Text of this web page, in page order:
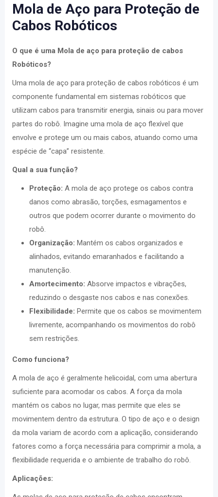
Mola de Aço para Proteção de
Cabos Robóticos
O que é uma Mola de aço para proteção de cabos
Robóticos?
Uma mola de aço para proteção de cabos robóticos é um
componente fundamental em sistemas robóticos que
utilizam cabos para transmitir energia, sinais ou para mover
partes do robô. Imagine uma mola de aço flexível que
envolve e protege um ou mais cabos, atuando como uma
espécie de “capa” resistente.
Qual a sua função?
Proteção: A mola de aço protege os cabos contra
danos como abrasão, torções, esmagamentos e
outros que podem ocorrer durante o movimento do
robô.
Organização: Mantém os cabos organizados e
alinhados, evitando emaranhados e facilitando a
manutenção.
Amortecimento: Absorve impactos e vibrações,
reduzindo o desgaste nos cabos e nas conexões.
Flexibilidade: Permite que os cabos se movimentem
livremente, acompanhando os movimentos do robô
sem restrições.
Como funciona?
A mola de aço é geralmente helicoidal, com uma abertura
suficiente para acomodar os cabos. A força da mola
mantém os cabos no lugar, mas permite que eles se
movimentem dentro da estrutura. O tipo de aço e o design
da mola variam de acordo com a aplicação, considerando
fatores como a força necessária para comprimir a mola, a
flexibilidade requerida e o ambiente de trabalho do robô.
Aplicações: